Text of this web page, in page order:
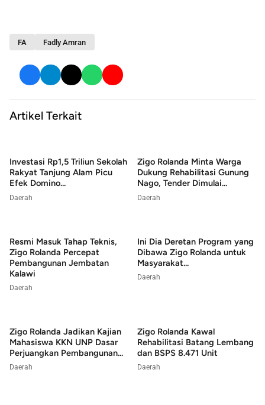
FA Fadly Amran
Artikel Terkait
Investasi Rp1,5 Triliun Sekolah
Rakyat Tanjung Alam Picu
Efek Domino...
Daerah
Zigo Rolanda Minta Warga
Dukung Rehabilitasi Gunung
Nago, Tender Dimulai...
Daerah
Resmi Masuk Tahap Teknis,
Zigo Rolanda Percepat
Pembangunan Jembatan
Kalawi
Daerah
Ini Dia Deretan Program yang
Dibawa Zigo Rolanda untuk
Masyarakat...
Daerah
Zigo Rolanda Jadikan Kajian
Mahasiswa KKN UNP Dasar
Perjuangkan Pembangunan...
Daerah
Zigo Rolanda Kawal
Rehabilitasi Batang Lembang
dan BSPS 8.471 Unit
Daerah